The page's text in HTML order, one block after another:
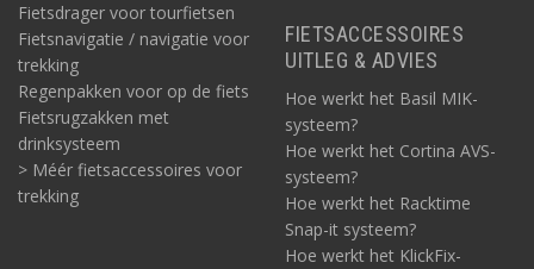
Fietsdrager voor tourfietsen
Fietsnavigatie / navigatie voor
trekking
Regenpakken voor op de fiets
Fietsrugzakken met
drinksysteem
> Méér fietsaccessoires voor
trekking
FIETSACCESSOIRES
UITLEG & ADVIES
Hoe werkt het Basil MIK-
systeem?
Hoe werkt het Cortina AVS-
systeem?
Hoe werkt het Racktime
Snap-it systeem?
Hoe werkt het KlickFix-